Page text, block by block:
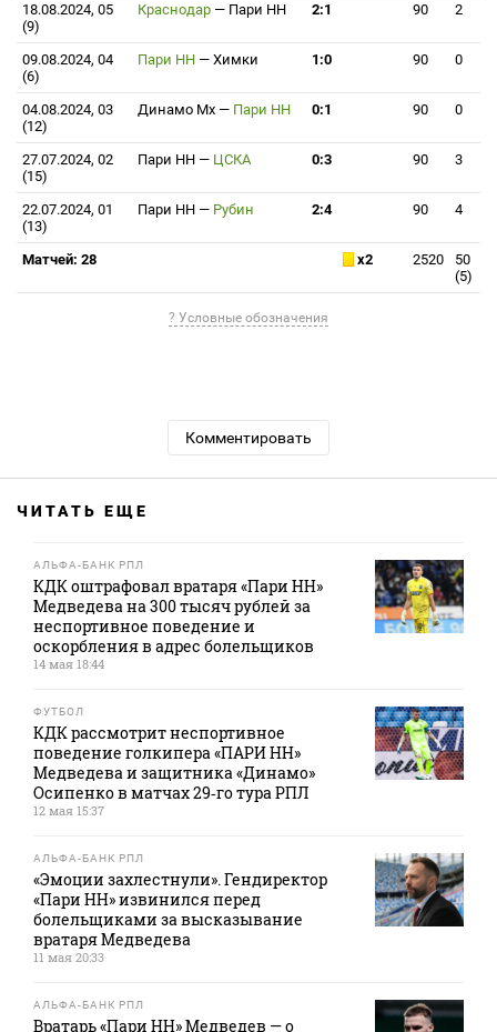
18.08.2024, 05
(9)
Краснодар — Пари НН 2:1 90 2
09.08.2024, 04
(6)
Пари НН — Химки 1:0 90 0
04.08.2024, 03
(12)
Динамо Мх — Пари НН 0:1 90 0
27.07.2024, 02
(15)
Пари НН — ЦСКА 0:3 90 3
22.07.2024, 01
(13)
Пари НН — Рубин 2:4 90 4
Матчей: 28 x2 2520
50
(5)
? Условные обозначения
Комментировать
ЧИТАТЬ ЕЩЕ
АЛЬФА-БАНК РПЛ
КДК оштрафовал вратаря «Пари НН»
Медведева на 300 тысяч рублей за
неспортивное поведение и
оскорбления в адрес болельщиков
14 мая 18:44
ФУТБОЛ
КДК рассмотрит неспортивное
поведение голкипера «ПАРИ НН»
Медведева и защитника «Динамо»
Осипенко в матчах 29‑го тура РПЛ
12 мая 15:37
АЛЬФА-БАНК РПЛ
«Эмоции захлестнули». Гендиректор
«Пари НН» извинился перед
болельщиками за высказывание
вратаря Медведева
11 мая 20:33
АЛЬФА-БАНК РПЛ
Вратарь «Пари НН» Медведев — о